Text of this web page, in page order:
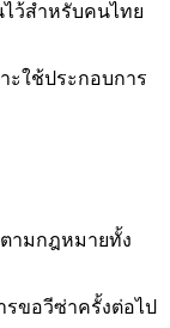
ว้สำหรับคนไทย
ะใช้ประกอบการ
ามกฎหมายทั้ง
รขอวีซ่าครั้งต่อไป